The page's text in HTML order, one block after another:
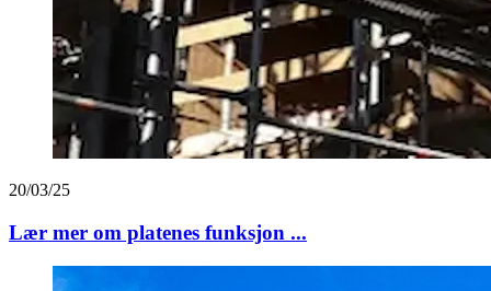
20/03/25
Lær mer om platenes funksjon ...